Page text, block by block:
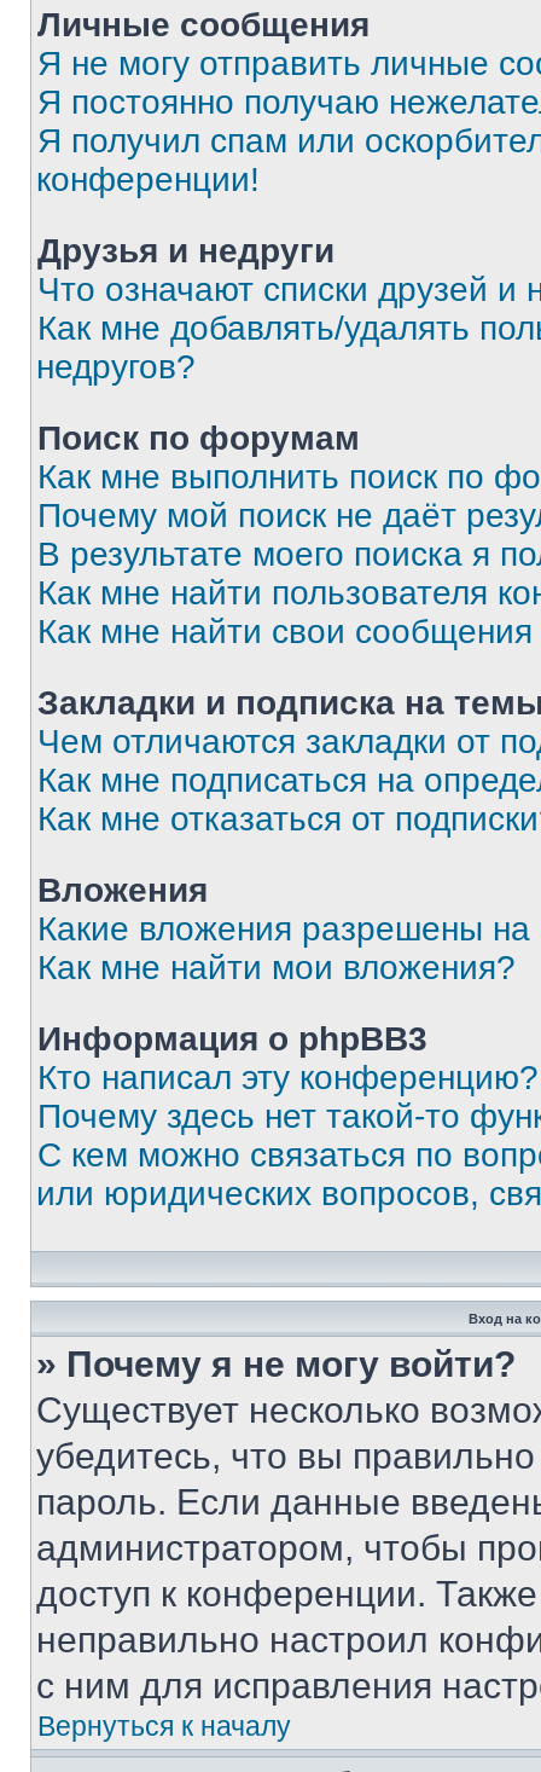
Личные сообщения
Я не могу отправить личные
Я постоянно получаю
Я получил спам или
конференции!
Друзья и недруги
Что означают списки друзей и
Как мне добавлять/удалять
недругов?
Поиск по форумам
Как мне выполнить поиск по
Почему мой поиск не даёт
В результате моего поиска я
Как мне найти пользователя
Как мне найти свои
Закладки и подписка на
Чем отличаются закладки от
Как мне подписаться на
Как мне отказаться от
Вложения
Какие вложения разрешены
Как мне найти мои вложения?
Информация о phpBB3
Кто написал эту конференцию?
Почему здесь нет такой-то
С кем можно связаться по
или юридических вопросов,
Вход на
» Почему я не могу войти?
Существует несколько
убедитесь, что вы
пароль. Если данные
администратором, чтобы
доступ к конференции.
неправильно настроил
с ним для исправления
Вернуться к началу